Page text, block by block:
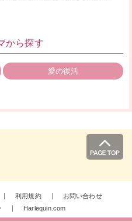
から探す
愛の復活
利用規約
お問い合わせ
Harlequin.com